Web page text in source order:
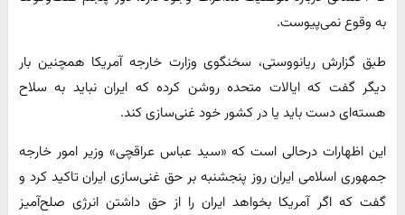
به وقوع نمی‌پیوست.
طبق گزارش ریانووستی، سخنگوی وزارت خارجه آمریکا همچنین بار
دیگر گفت که ایالات متحده روشن کرده که ایران نباید به سلاح
هسته‌ای دست باید یا در کشور خود غنی‌سازی کند.
این اظهارات درحالی است که «سید عباس عراقچی» وزیر امور خارجه
جمهوری اسلامی ایران روز پنجشنبه بر حق غنی‌سازی ایران تاکید کرد و
گفت که اگر آمریکا بخواهد ایران را از حق داشتن انرژی صلح‌آمیز